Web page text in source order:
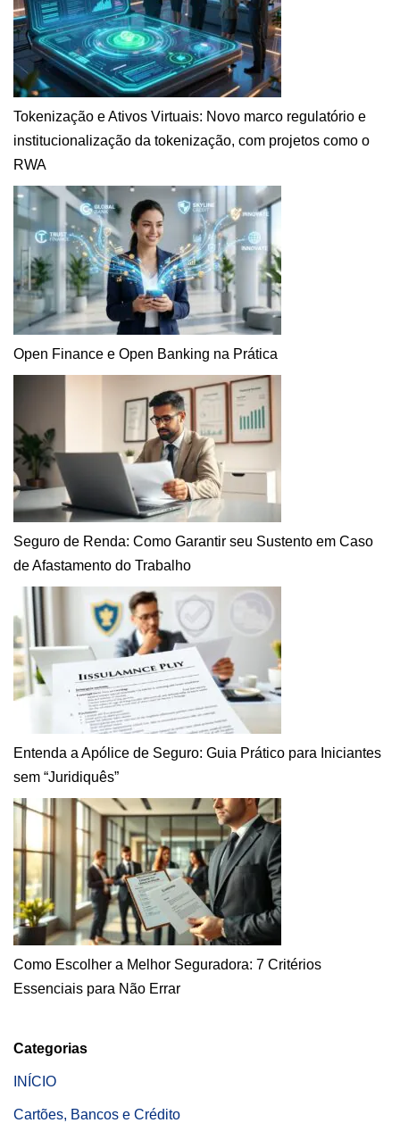
Tokenização e Ativos Virtuais: Novo marco regulatório e
institucionalização da tokenização, com projetos como o
RWA
Open Finance e Open Banking na Prática
Seguro de Renda: Como Garantir seu Sustento em Caso
de Afastamento do Trabalho
Entenda a Apólice de Seguro: Guia Prático para Iniciantes
sem “Juridiquês”
Como Escolher a Melhor Seguradora: 7 Critérios
Essenciais para Não Errar
Categorias
INÍCIO
Cartões, Bancos e Crédito